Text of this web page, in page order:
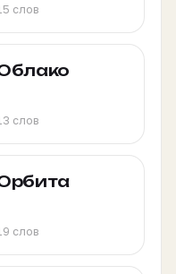
слов
слов
слов